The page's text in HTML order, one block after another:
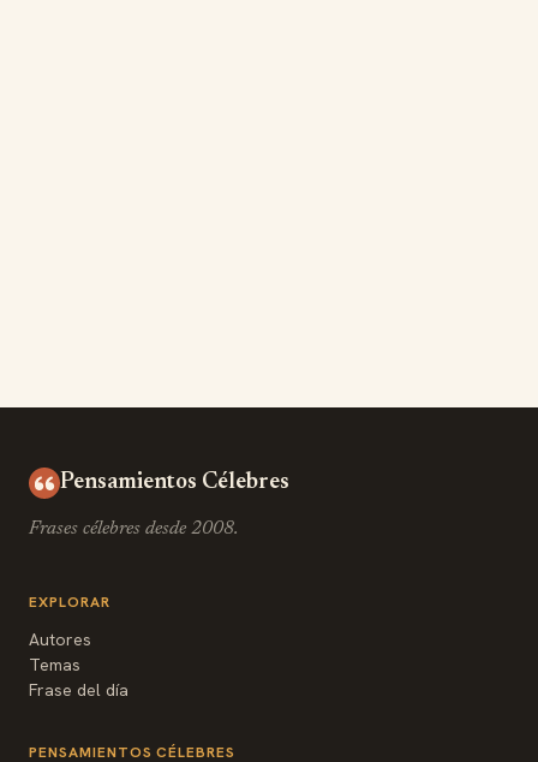
Pensamientos Célebres
Frases célebres desde 2008.
EXPLORAR
Autores
Temas
Frase del día
PENSAMIENTOS CÉLEBRES